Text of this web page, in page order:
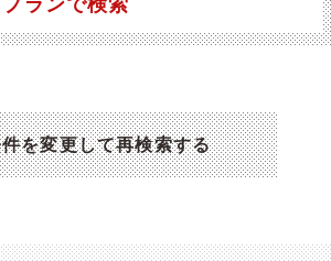
を変更して再検索する